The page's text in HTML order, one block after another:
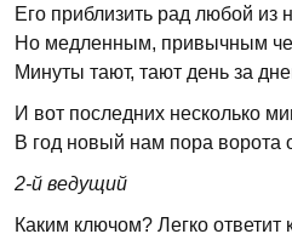
Его приблизить рад любой из
Но медленным, привычным
Минуты тают, тают день за
И вот последних несколько
В год новый нам пора ворота
2-й ведущий
Каким ключом? Легко ответит